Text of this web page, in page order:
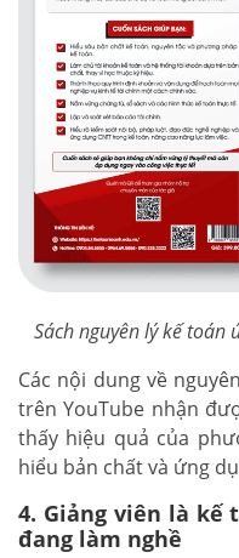
Sách nguyên lý kế toán
Các nội dung về
trên YouTube nhận
thấy hiệu quả của
hiểu bản chất và ứng
4. Giảng viên là kế
đang làm nghề